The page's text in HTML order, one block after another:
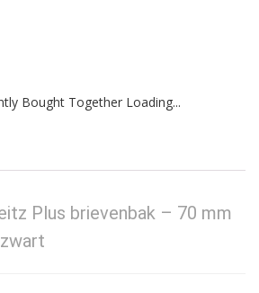
Bought Together Loading...
Plus brievenbak – 70 mm